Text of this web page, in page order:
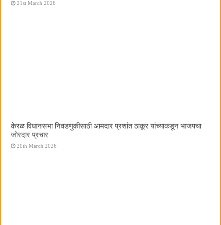
21st March 2026
केरळ विधानसभा निवडणुकीसाठी आमदार प्रशांत ठाकूर यांच्याकडून भाजपचा
जोरदार प्रचार
20th March 2026